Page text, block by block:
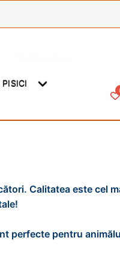
t
PISICI
Calitatea este cel
perfecte pentru